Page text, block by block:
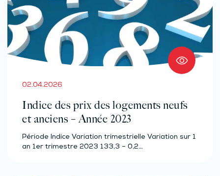
02.04.2026
Indice des prix des logements neufs
et anciens – Année 2023
Période Indice Variation trimestrielle Variation sur 1
an 1er trimestre 2023 133,3 – 0,2…